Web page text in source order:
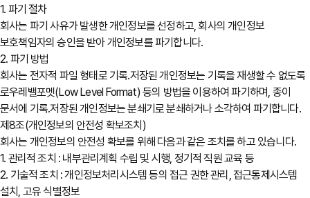
1. 파기 절차
회사는 파기 사유가 발생한 개인정보를 선정하고, 회사의 개인정보
보호책임자의 승인을 받아 개인정보를 파기합니다.
2. 파기 방법
회사는 전자적 파일 형태로 기록․저장된 개인정보는 기록을 재생할 수 없도록
로우레밸포멧(Low Level Format) 등의 방법을 이용하여 파기하며, 종이
문서에 기록․저장된 개인정보는 분쇄기로 분쇄하거나 소각하여 파기합니다.
제8조(개인정보의 안전성 확보조치)
회사는 개인정보의 안전성 확보를 위해 다음과 같은 조치를 하고 있습니다.
1. 관리적 조치 : 내부관리계획 수립 및 시행, 정기적 직원 교육 등
2. 기술적 조치 : 개인정보처리시스템 등의 접근 권한 관리, 접근통제시스템
설치, 고유 식별정보